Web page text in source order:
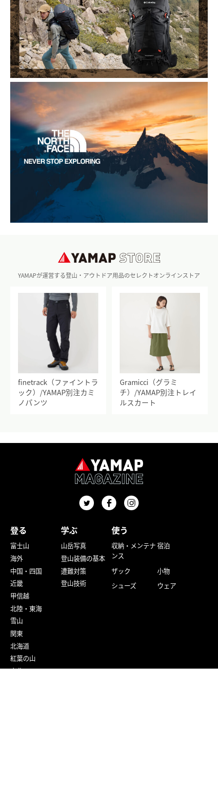
YAMAPが運営する登山・アウトドア用品のセレクトオンラインストア
finetrack（ファイントラ
ック）/YAMAP別注カミ
ノパンツ
Gramicci（グラミ
チ）/YAMAP別注トレイ
ルスカート
登る
富士山
海外
中国・四国
近畿
甲信越
北陸・東海
雪山
関東
北海道
紅葉の山
東北
学ぶ
山岳写真
登山装備の基本
遭難対策
登山技術
使う
収納・メンテナ
ンス
宿泊
ザック
小物
シューズ
ウェア